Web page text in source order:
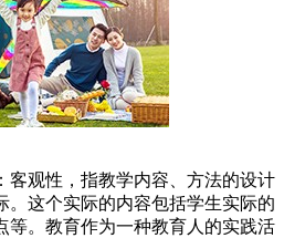
客观性，指教学内容、方法的设计
。这个实际的内容包括学生实际的
等。教育作为一种教育人的实践活